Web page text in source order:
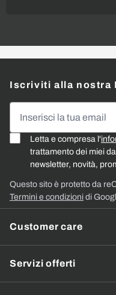
Customer care
Servizi offerti
Iscriviti alla nostra
Letta e compresa l'
trattamento dei miei
newsletter, novità,
Questo sito è protetto da
Termini e condizioni di